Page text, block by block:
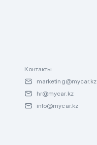
Контакты
marketing@mycar.kz
hr@mycar.kz
info@mycar.kz